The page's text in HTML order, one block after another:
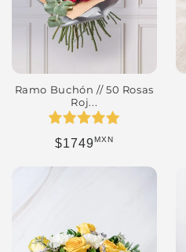
Ramo Buchón // 50 Rosas
Roj...
Precio habitual
$1749MXN